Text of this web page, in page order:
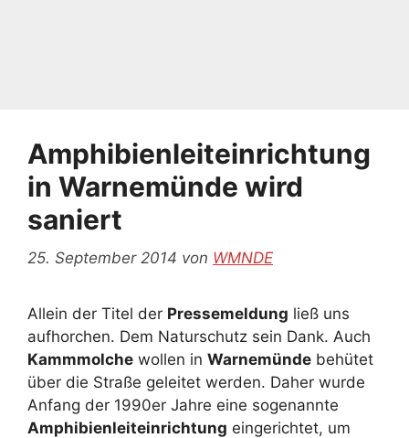
Amphibienleiteinrichtung
in Warnemünde wird
saniert
25. September 2014 von WMNDE
Allein der Titel der Pressemeldung ließ uns
aufhorchen. Dem Naturschutz sein Dank. Auch
Kammmolche wollen in Warnemünde behütet
über die Straße geleitet werden. Daher wurde
Anfang der 1990er Jahre eine sogenannte
Amphibienleiteinrichtung eingerichtet, um